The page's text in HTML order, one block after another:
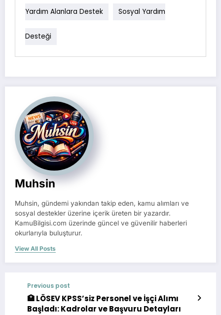
Yardım Alanlara Destek Sosyal Yardım
Desteği
Muhsin
Muhsin, gündemi yakından takip eden, kamu alımları ve
sosyal destekler üzerine içerik üreten bir yazardır.
KamuBilgisi.com üzerinde güncel ve güvenilir haberleri
okurlarıyla buluşturur.
View All Posts
Previous post
🏥 LÖSEV KPSS’siz Personel ve İşçi Alımı
Başladı: Kadrolar ve Başvuru Detayları